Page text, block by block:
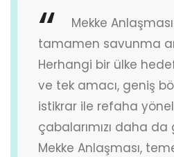
Mekke
tamamen savunma
Herhangi bir ülke
ve tek amacı, geniş
istikrar ile refaha
çabalarımızı daha
Mekke Anlaşması,